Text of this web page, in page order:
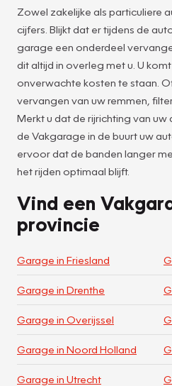
Zowel zakelijke als particuliere
cijfers. Blijkt dat er tijdens de
garage een onderdeel
dit altijd in overleg met u. U
onverwachte kosten te staan.
vervangen van uw remmen,
Merkt u dat de rijrichting van
de Vakgarage in de buurt uw
ervoor dat de banden langer
het rijden optimaal blijft.
Vind een
provincie
Garage in Friesland
Garage in Drenthe
Garage in Overijssel
Garage in Noord Holland
Garage in Utrecht